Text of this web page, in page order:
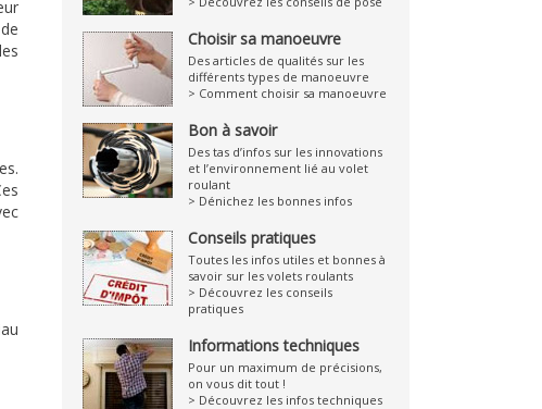
Choisir sa manoeuvre
Des articles de qualités sur les
différents types de manoeuvre
> Comment choisir sa manoeuvre
Bon à savoir
Des tas d’infos sur les innovations
et l’environnement lié au volet
roulant
> Dénichez les bonnes infos
Conseils pratiques
Toutes les infos utiles et bonnes à
savoir sur les volets roulants
> Découvrez les conseils
pratiques
Informations techniques
Pour un maximum de précisions,
on vous dit tout !
> Découvrez les infos techniques